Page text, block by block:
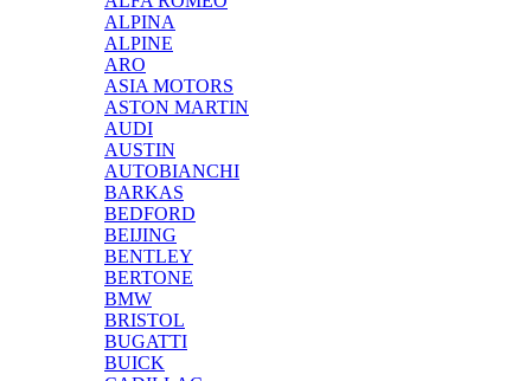
ALPINA
ALPINE
ARO
ASIA MOTORS
ASTON MARTIN
AUDI
AUSTIN
AUTOBIANCHI
BARKAS
BEDFORD
BEIJING
BENTLEY
BERTONE
BMW
BRISTOL
BUGATTI
BUICK